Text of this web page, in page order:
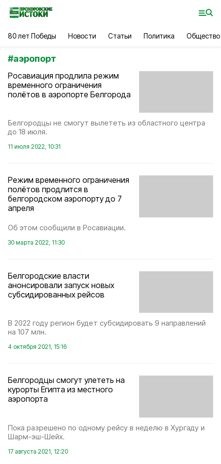
80 лет Победы Новости Статьи Политика Общество
#аэропорт
Росавиация продлила режим
временного ограничения
полётов в аэропорте Белгорода
Белгородцы не смогут вылететь из областного центра
до 18 июля.
11 июля 2022, 10:31
Режим временного ограничения
полётов продлится в
белгородском аэропорту до 7
апреля
Об этом сообщили в Росавиации.
30 марта 2022, 11:30
Белгородские власти
анонсировали запуск новых
субсидированных рейсов
В 2022 году регион будет субсидировать 9 направлений
на 107 млн.
4 октября 2021, 15:16
Белгородцы смогут улететь на
курорты Египта из местного
аэропорта
Пока разрешено по одному рейсу в неделю в Хургаду и
Шарм-эш-Шейх.
17 августа 2021, 12:20